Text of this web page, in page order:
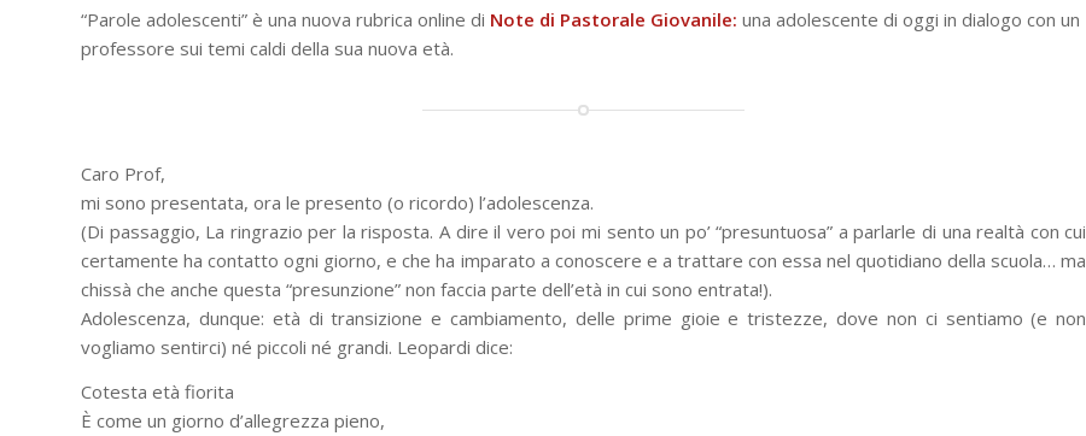
“Parole adolescenti” è una nuova rubrica online di Note di Pastorale Giovanile: una adolescente di oggi in dialogo con un
professore sui temi caldi della sua nuova età.
Caro Prof,
mi sono presentata, ora le presento (o ricordo) l’adolescenza.
(Di passaggio, La ringrazio per la risposta. A dire il vero poi mi sento un po’ “presuntuosa” a parlarle di una realtà con cui
certamente ha contatto ogni giorno, e che ha imparato a conoscere e a trattare con essa nel quotidiano della scuola… ma
chissà che anche questa “presunzione” non faccia parte dell’età in cui sono entrata!).
Adolescenza, dunque: età di transizione e cambiamento, delle prime gioie e tristezze, dove non ci sentiamo (e non
vogliamo sentirci) né piccoli né grandi. Leopardi dice:
Cotesta età fiorita
È come un giorno d’allegrezza pieno,